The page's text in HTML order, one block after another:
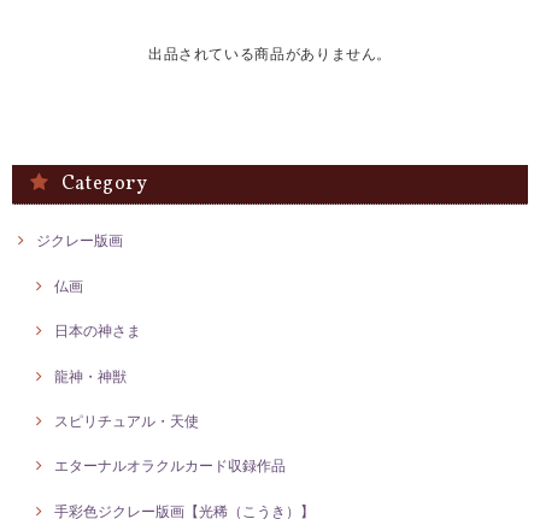
出品されている商品がありません。
Category
ジクレー版画
仏画
日本の神さま
龍神・神獣
スピリチュアル・天使
エターナルオラクルカード収録作品
手彩色ジクレー版画【光稀（こうき）】